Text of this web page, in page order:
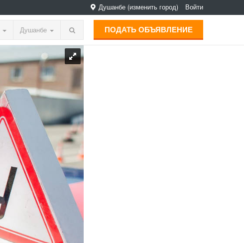
Душанбе (изменить город) Войти
Душанбе ПОДАТЬ ОБЪЯВЛЕНИЕ